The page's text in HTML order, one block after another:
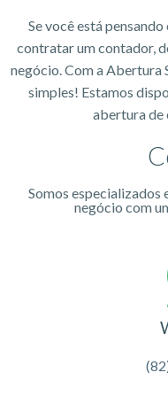
Se você está
contratar um contador,
negócio. Com a Abertura
simples! Estamos
abertura de
Somos especializados
negócio com